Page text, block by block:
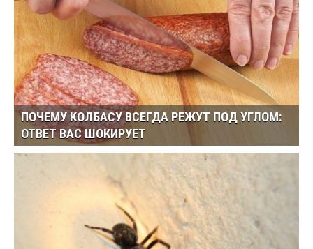
ПОЧЕМУ КОЛБАСУ ВСЕГДА РЕЖУТ ПОД УГЛОМ:
ОТВЕТ ВАС ШОКИРУЕТ